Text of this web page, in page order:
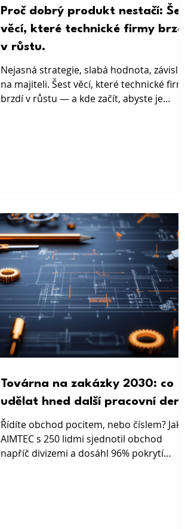
Proč dobrý produkt nestačí: Šest
věcí, které technické firmy brzdí
v růstu.
Nejasná strategie, slabá hodnota,
na majiteli. Šest věcí, které technické firmy
brzdí v růstu — a kde začít, abyste je
Továrna na zakázky 2030: co
udělat hned další pracovní den
Řídíte obchod pocitem, nebo číslem? Jak
AIMTEC s 250 lidmi sjednotil obchod
napříč divizemi a dosáhl 96% pokrytí